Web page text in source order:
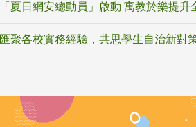
「夏日網安總動員」啟動 寓教於樂提升
匯聚各校實務經驗，共思學生自治新對